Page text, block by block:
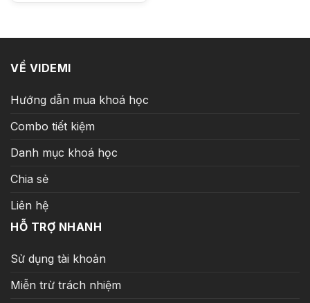
VỀ VIDEMI
Hướng dẫn mua khoá học
Combo tiết kiệm
Danh mục khoá học
Chia sẻ
Liên hệ
HỖ TRỢ NHANH
Sử dụng tài khoản
Miễn trừ trách nhiệm